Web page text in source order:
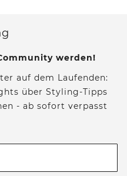
werden!
auf dem Laufenden:
über Styling-Tipps
- ab sofort verpasst